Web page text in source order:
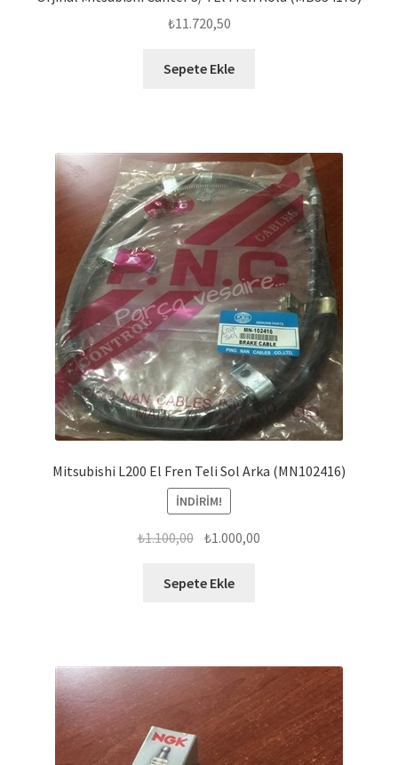
₺11.720,50
Sepete Ekle
Mitsubishi L200 El Fren Teli Sol Arka (MN102416)
İNDIRIM!
₺1.100,00 Orijinal
₺1.100,00.
₺1.000,00
Sepete Ekle